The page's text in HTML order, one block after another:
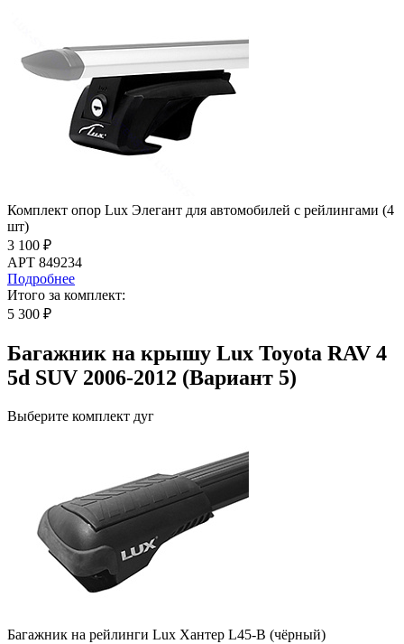
Комплект опор Lux Элегант для автомобилей с рейлингами (4
шт)
3 100 ₽
АРТ 849234
Подробнее
Итого за комплект:
5 300 ₽
Багажник на крышу Lux Toyota RAV 4
5d SUV 2006-2012 (Вариант 5)
Выберите комплект дуг
Багажник на рейлинги Lux Хантер L45-B (чёрный)